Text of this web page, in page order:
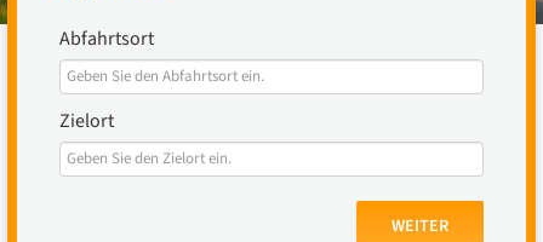
Abfahrtsort
Zielort
WEITER